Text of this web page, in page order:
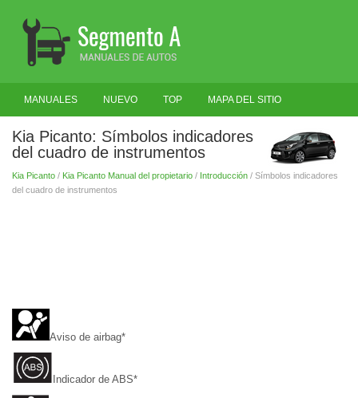
MANUALES NUEVO TOP MAPA DEL SITIO
BUSCAR
Kia Picanto: Símbolos indicadores
del cuadro de instrumentos
Kia Picanto / Kia Picanto Manual del propietario / Introducción / Símbolos indicadores
del cuadro de instrumentos
Aviso de airbag*
Indicador de ABS*